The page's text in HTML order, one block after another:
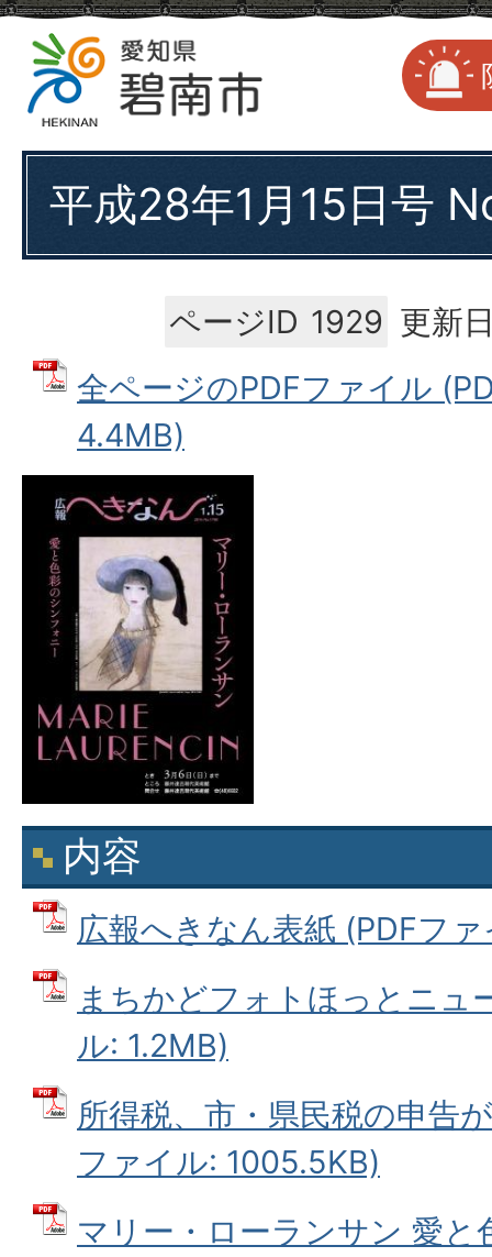
平成28年1月15日号
ページID 1929 更新
全ページのPDFファイル
4.4MB)
内容
広報へきなん表紙 (PDFフ
まちかどフォトほっとニュ
ル: 1.2MB)
所得税、市・県民税の申告
ファイル: 1005.5KB)
マリー・ローランサン 愛と